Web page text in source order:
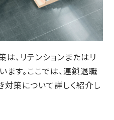
、リテンションまたはリ
ます。ここでは、連鎖退職
策について詳しく紹介し